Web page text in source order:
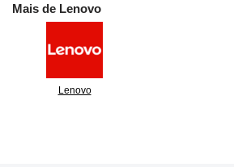
Mais de Lenovo
Lenovo